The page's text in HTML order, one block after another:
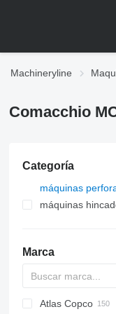
Machineryline
Comacchio
Categoría
máquinas
máquinas
Marca
Atlas Copco